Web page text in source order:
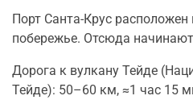
Порт Санта-Крус расположен
побережье. Отсюда
Дорога к вулкану Тейде
Тейде): 50–60 км, ≈1 час 15